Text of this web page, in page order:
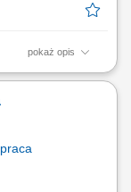
pokaż opis
realizacja
praca